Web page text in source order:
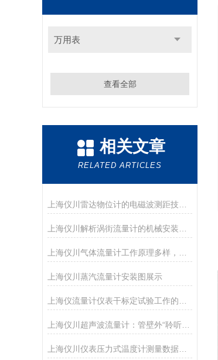
万用表
查看全部
相关文章
RELATED ARTICLES
上海仪川雷达物位计的电磁波测距技术及其在复杂工况中的应用分析
上海仪川蒸汽流量计安装图展示
上海仪川超声波流量计：管壁外“聆听”流速的智慧之耳
上海仪川仪表压力式温度计测量数据不准的解决方法